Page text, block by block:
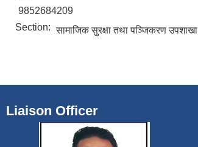
9852684209
Section: सामाजिक सुरक्षा तथा पञ्जिकरण उपशाखा
Liaison Officer